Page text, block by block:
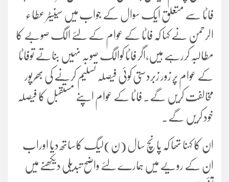
فاٹا سے متعلق ایک سوال کے جواب میں سینیٹر عطاء
الرحمن نے کہا کہ فاٹا کے عوام کے لئے الگ صوبے کا
مطالبہ کررہے ہیں،اگر فاٹا کوالگ صوبہ نہیں بناتے توفاٹا
کے عوام پر زور زبردستی کوئی فیصلہ تسلیم کرنے کی بھرپور
مخالفت کریں گے۔ فاٹا کے عوام اپنے مستقبل کا فیصلہ
خود کریں گے۔
ان کا کہنا تھا کہ پانچ سال (ن)لیگ کاساتھ دیا اوراب
ان کے رویے میں ہمارے لئے واضح تبدیلی دیکھنے میں